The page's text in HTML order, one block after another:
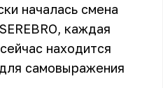
началась смена
каждая
находится
самовыражения